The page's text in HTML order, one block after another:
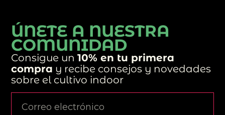
ÚNETE A NUESTRA
COMUNIDAD
Consigue un10% en tu primera
compra y recibe consejos y novedades
sobre el cultivo indoor